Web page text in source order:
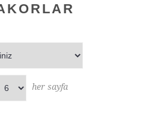
her sayfa